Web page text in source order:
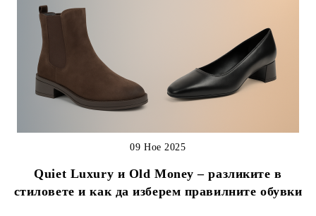
Quiet Luxury и Old Money – разликите в
стиловете и как да изберем правилните обувки
09 Ное 2025